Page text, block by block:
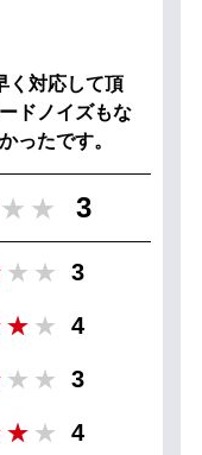
く対応して頂
ドノイズもな
ったです。
3
3
4
3
4